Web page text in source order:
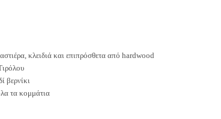
κλειδιά και επιπρόσθετα από hardwood
βερνίκι
τα κομμάτια